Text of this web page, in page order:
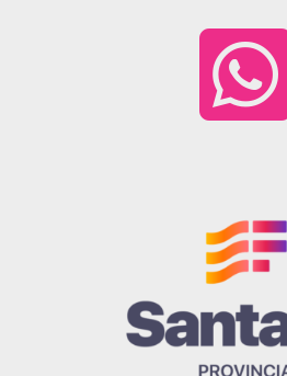
